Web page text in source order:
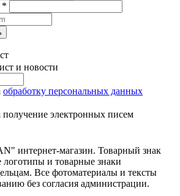
*
и новости
обработку персональных данных
получение электронных писем
интернет-магазин. Товарный знак
логотипы и товарные знаки
Все фотоматериалы и тексты
без согласия администрации.